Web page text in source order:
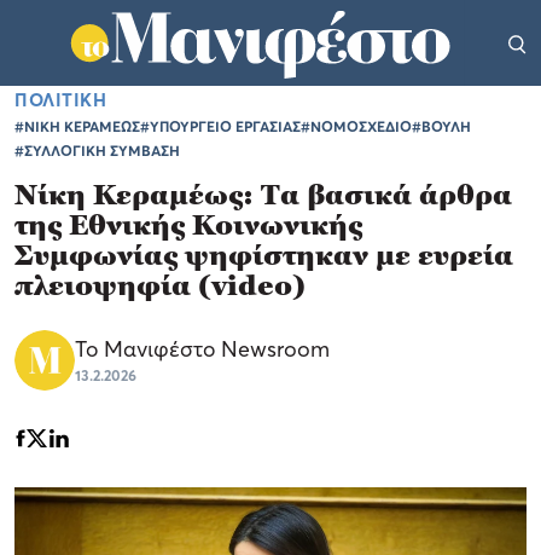
ΠΟΛΙΤΙΚΗ
#ΝΙΚΗ ΚΕΡΑΜΕΩΣ#ΥΠΟΥΡΓΕΙΟ ΕΡΓΑΣΙΑΣ#ΝΟΜΟΣΧΕΔΙΟ#ΒΟΥΛΗ
#ΣΥΛΛΟΓΙΚΗ ΣΥΜΒΑΣΗ
Νίκη Κεραμέως: Τα βασικά άρθρα
της Εθνικής Κοινωνικής
Συμφωνίας ψηφίστηκαν με ευρεία
πλειοψηφία (video)
Το Μανιφέστο Newsroom
13.2.2026